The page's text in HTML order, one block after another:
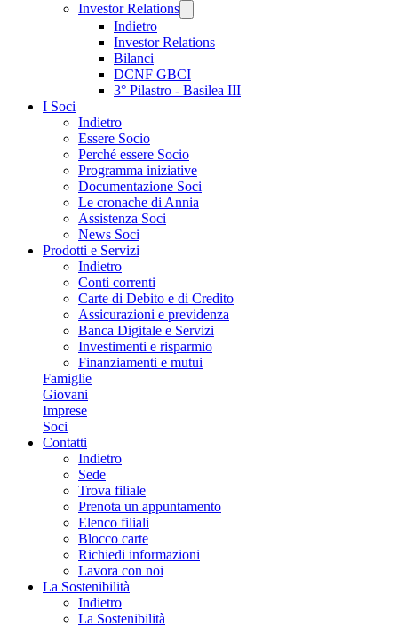
Investor Relations
Indietro
Investor Relations
Bilanci
DCNF GBCI
3° Pilastro - Basilea III
I Soci
Indietro
Essere Socio
Perché essere Socio
Programma iniziative
Documentazione Soci
Le cronache di Annia
Assistenza Soci
News Soci
Prodotti e Servizi
Indietro
Conti correnti
Carte di Debito e di Credito
Assicurazioni e previdenza
Banca Digitale e Servizi
Investimenti e risparmio
Finanziamenti e mutui
Famiglie
Giovani
Imprese
Soci
Contatti
Indietro
Sede
Trova filiale
Prenota un appuntamento
Elenco filiali
Blocco carte
Richiedi informazioni
Lavora con noi
La Sostenibilità
Indietro
La Sostenibilità